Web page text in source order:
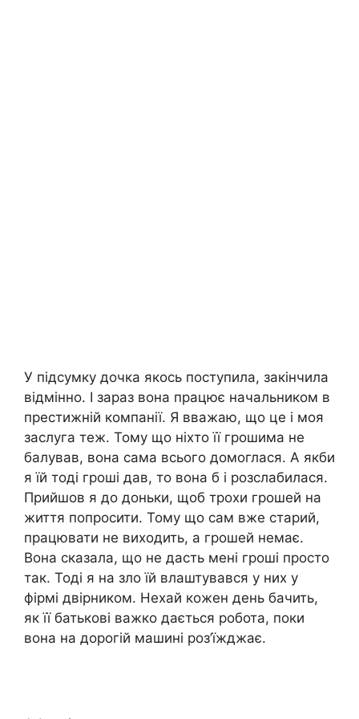
У підсумку дочка якось поступила, закінчила
відмінно. І зараз вона працює начальником в
престижній компанії. Я вважаю, що це і моя
заслуга теж. Тому що ніхто її грошима не
балував, вона сама всього домоглася. А якби
я їй тоді гроші дав, то вона б і розслабилася.
Прийшов я до доньки, щоб трохи грошей на
життя попросити. Тому що сам вже старий,
працювати не виходить, а грошей немає.
Вона сказала, що не дасть мені гроші просто
так. Тоді я на зло їй влаштувався у них у
фірмі двірником. Нехай кожен день бачить,
як її батькові важко дається робота, поки
вона на дорогій машині роз’їжджає.